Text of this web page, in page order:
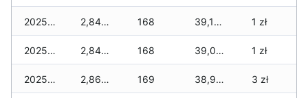
2025-12-13 2,840 zł 168 39,130 zł 1 zł
2025-12-12 2,840 zł 168 39,020 zł 1 zł
2025-12-11 2,860 zł 169 38,970 zł 3 zł